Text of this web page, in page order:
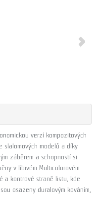
verzí kompozitových
slalomových modelů a díky
záběrem a schopností si
v líbivém Multicolorovém
a kontrové straně listu, kde
osazeny duralovým kováním,